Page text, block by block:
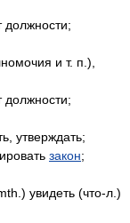
должности;
и т. п.),
должности;
утверждать;
закон;
увидеть (что-л.)